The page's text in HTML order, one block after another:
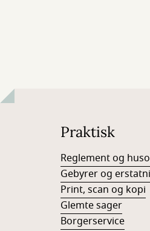
Praktisk
Reglement og
Gebyrer og
Print, scan og kopi
Glemte sager
Borgerservice